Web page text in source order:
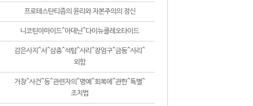
프로테스탄티즘의 윤리와 자본주의의 정신
니코틴아마이드^아데닌^다이뉴클레오타이드
감은사지^서^삼층^석탑^사리^장엄구^금동^사리^
외함
거창^사건^등^관련자의^명예^회복에^관한^특별^
조치법